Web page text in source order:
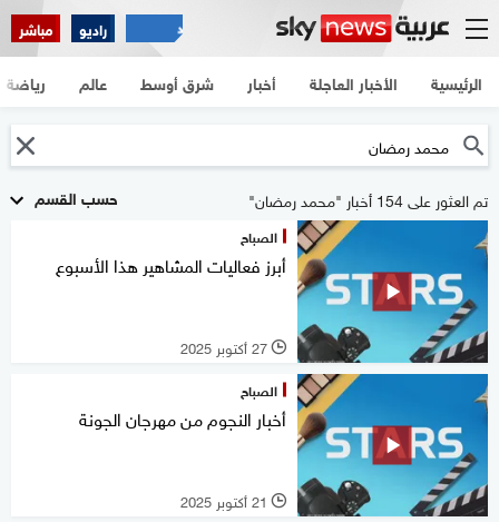
راديو مباشر
الرئيسية الأخبار العاجلة أخبار شرق أوسط عالم رياضة
حسب القسم تم العثور على 154 أخبار "محمد رمضان"
الصباح
أبرز فعاليات المشاهير هذا الأسبوع
l 27 أكتوبر 2025
الصباح
أخبار النجوم من مهرجان الجونة
l 21 أكتوبر 2025